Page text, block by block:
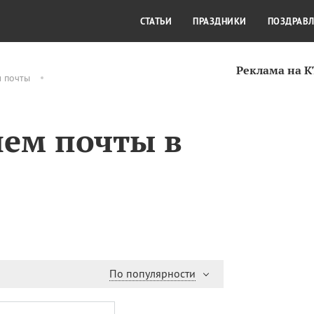
почты
почты в
По популярности
Реклама на
КУЛЬТУРА
СТАТЬИ ПРАЗДНИКИ